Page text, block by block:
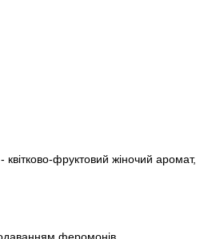
фруктовий жіночий аромат,